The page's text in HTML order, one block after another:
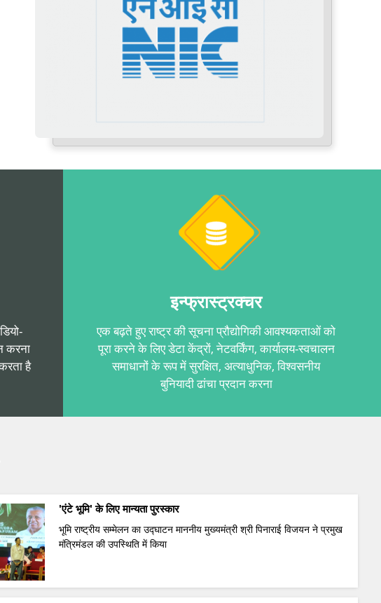
करना
है
इन्फ्रास्ट्रक्चर
एक बढ़ते हुए राष्ट्र की सूचना प्रौद्योगिकी आवश्यकताओं को
पूरा करने के लिए डेटा केंद्रों, नेटवर्किंग, कार्यालय-स्वचालन
समाधानों के रूप में सुरक्षित, अत्याधुनिक, विश्वसनीय
बुनियादी ढांचा प्रदान करना
'एंटे भूमि' के लिए मान्यता पुरस्कार
भूमि राष्ट्रीय सम्मेलन का उद्घाटन माननीय मुख्यमंत्री श्री पिनाराई विजयन ने प्रमुख
मंत्रिमंडल की उपस्थिति में किया